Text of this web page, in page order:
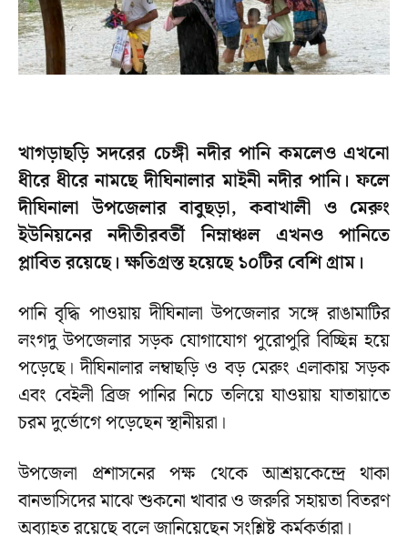
খাগড়াছড়ি সদরের চেঙ্গী নদীর পানি কমলেও এখনো
ধীরে ধীরে নামছে দীঘিনালার মাইনী নদীর পানি। ফলে
দীঘিনালা উপজেলার বাবুছড়া, কবাখালী ও মেরুং
ইউনিয়নের নদীতীরবর্তী নিম্নাঞ্চল এখনও পানিতে
প্লাবিত রয়েছে। ক্ষতিগ্রস্ত হয়েছে ১০টির বেশি গ্রাম।
পানি বৃদ্ধি পাওয়ায় দীঘিনালা উপজেলার সঙ্গে রাঙামাটির
লংগদু উপজেলার সড়ক যোগাযোগ পুরোপুরি বিচ্ছিন্ন হয়ে
পড়েছে। দীঘিনালার লম্বাছড়ি ও বড় মেরুং এলাকায় সড়ক
এবং বেইলী ব্রিজ পানির নিচে তলিয়ে যাওয়ায় যাতায়াতে
চরম দুর্ভোগে পড়েছেন স্থানীয়রা।
উপজেলা প্রশাসনের পক্ষ থেকে আশ্রয়কেন্দ্রে থাকা
বানভাসিদের মাঝে শুকনো খাবার ও জরুরি সহায়তা বিতরণ
অব্যাহত রয়েছে বলে জানিয়েছেন সংশ্লিষ্ট কর্মকর্তারা।